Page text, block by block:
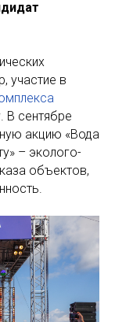
участие в
В сентябре
акцию «Вода
– эколого-
объектов,